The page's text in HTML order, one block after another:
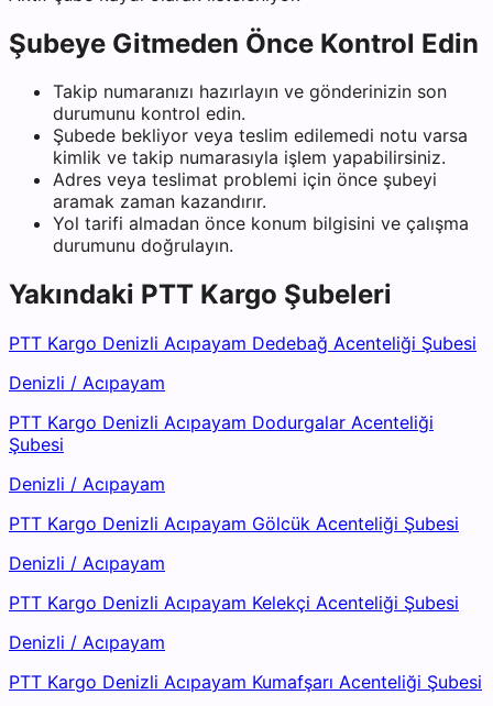
Şubeye Gitmeden Önce Kontrol Edin
Takip numaranızı hazırlayın ve gönderinizin son
durumunu kontrol edin.
Şubede bekliyor veya teslim edilemedi notu varsa
kimlik ve takip numarasıyla işlem yapabilirsiniz.
Adres veya teslimat problemi için önce şubeyi
aramak zaman kazandırır.
Yol tarifi almadan önce konum bilgisini ve çalışma
durumunu doğrulayın.
Yakındaki PTT Kargo Şubeleri
PTT Kargo Denizli Acıpayam Dedebağ Acenteliği Şubesi
Denizli / Acıpayam
PTT Kargo Denizli Acıpayam Dodurgalar Acenteliği
Şubesi
Denizli / Acıpayam
PTT Kargo Denizli Acıpayam Gölcük Acenteliği Şubesi
Denizli / Acıpayam
PTT Kargo Denizli Acıpayam Kelekçi Acenteliği Şubesi
Denizli / Acıpayam
PTT Kargo Denizli Acıpayam Kumafşarı Acenteliği Şubesi